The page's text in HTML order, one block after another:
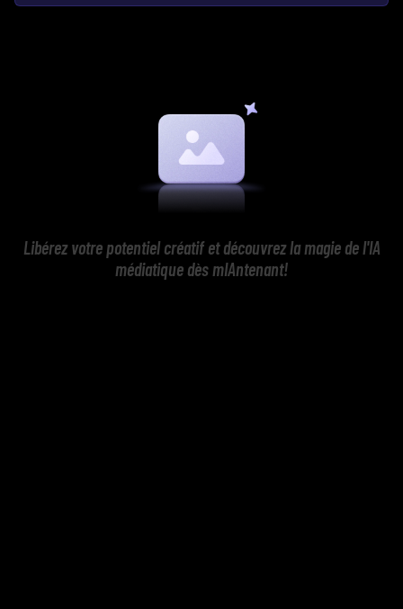
Libérez votre potentiel créatif et découvrez la magie de l'IA
médiatique dès mIAntenant!